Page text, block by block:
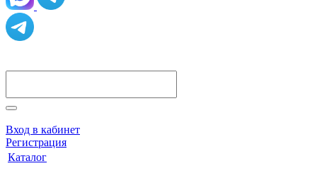
Вход в кабинет
Регистрация
Каталог